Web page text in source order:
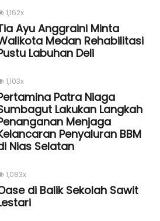
1,162x
Ayu Anggraini Minta
Medan Rehabilitasi
Labuhan Deli
1,103x
Patra Niaga
Lakukan Langkah
Menjaga
Penyaluran BBM
Nias Selatan
1,083x
di Balik Sekolah Sawit